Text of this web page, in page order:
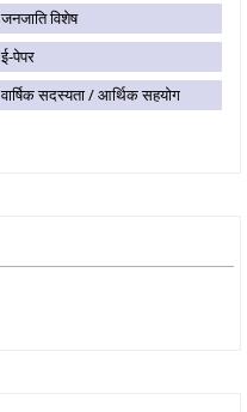
जनजाति विशेष
ई-पेपर
वार्षिक सदस्यता / आर्थिक सहयोग